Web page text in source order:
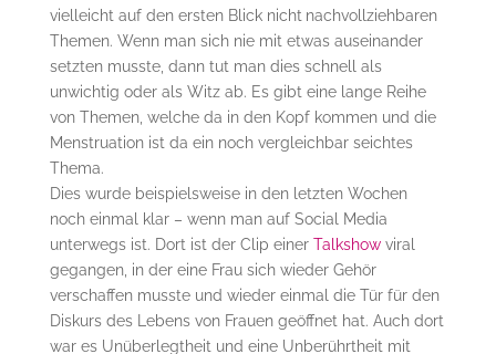
vielleicht auf den ersten Blick nicht nachvollziehbaren
Themen. Wenn man sich nie mit etwas auseinander
setzten musste, dann tut man dies schnell als
unwichtig oder als Witz ab. Es gibt eine lange Reihe
von Themen, welche da in den Kopf kommen und die
Menstruation ist da ein noch vergleichbar seichtes
Thema.
Dies wurde beispielsweise in den letzten Wochen
noch einmal klar – wenn man auf Social Media
unterwegs ist. Dort ist der Clip einer Talkshowviral
gegangen, in der eine Frau sich wieder Gehör
verschaffen musste und wieder einmal die Tür für den
Diskurs des Lebens von Frauen geöffnet hat. Auch dort
war es Unüberlegtheit und eine Unberührtheit mit